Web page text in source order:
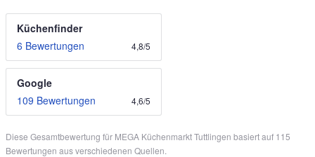
Küchenfinder
6 Bewertungen
4,8/5
Google
109 Bewertungen
4,6/5
Diese Gesamtbewertung für MEGA Küchenmarkt Tuttlingen basiert auf 115
Bewertungen aus verschiedenen Quellen.